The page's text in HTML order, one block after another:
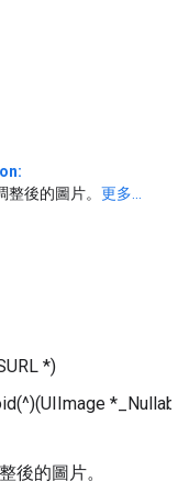
後的圖片。 更多...
*)
後的圖片。